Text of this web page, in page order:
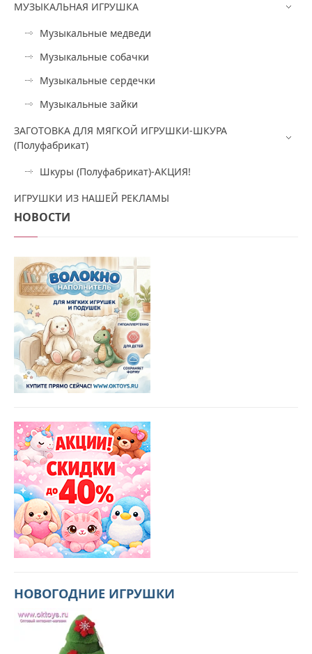
МУЗЫКАЛЬНАЯ ИГРУШКА
Музыкальные медведи
Музыкальные собачки
Музыкальные сердечки
Музыкальные зайки
ЗАГОТОВКА ДЛЯ МЯГКОЙ ИГРУШКИ-ШКУРА
(Полуфабрикат)
Шкуры (Полуфабрикат)-АКЦИЯ!
ИГРУШКИ ИЗ НАШЕЙ РЕКЛАМЫ
НОВОСТИ
НОВОГОДНИЕ ИГРУШКИ